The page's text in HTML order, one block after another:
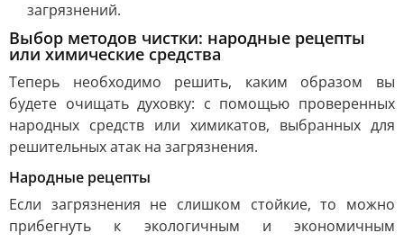
загрязнений.
Выбор методов чистки: народные рецепты
или химические средства
Теперь необходимо решить, каким образом вы
будете очищать духовку: с помощью проверенных
народных средств или химикатов, выбранных для
решительных атак на загрязнения.
Народные рецепты
Если загрязнения не слишком стойкие, то можно
прибегнуть к экологичным и экономичным